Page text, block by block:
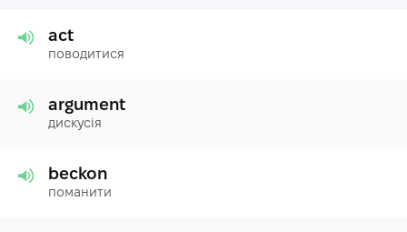
act
поводитися
argument
дискусія
beckon
поманити